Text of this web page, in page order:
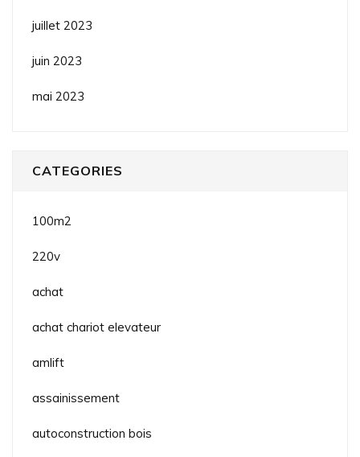
juillet 2023
juin 2023
mai 2023
CATEGORIES
100m2
220v
achat
achat chariot elevateur
amlift
assainissement
autoconstruction bois